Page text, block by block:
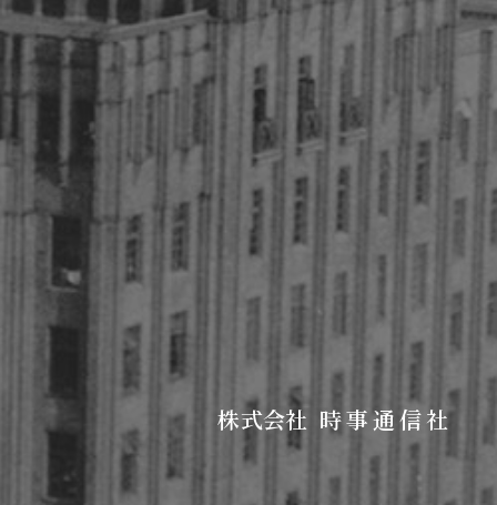
株式会社 時事通信社